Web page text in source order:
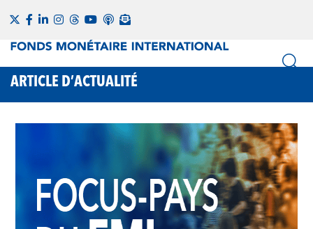
ARTICLE D’ACTUALITÉ